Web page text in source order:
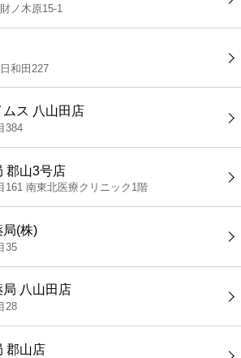
ノ木原15-1
和田227
ムス 八山田店
384
郡山3号店
161 南東北医療クリニック1階
局(株)
35
八山田店
28
郡山店